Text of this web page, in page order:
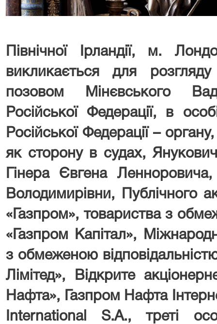
Північної Ірландії, м.
викликається для
позовом Мінєвського
Російської Федерації, в
Російської Федерації –
як сторону в судах,
Гінера Євгена
Володимирівни, Публічного
«Газпром», товариства з
«Газпром Капітал»,
з обмеженою
Лімітед», Відкрите
Нафта», Газпром Нафта
International
S.A., треті